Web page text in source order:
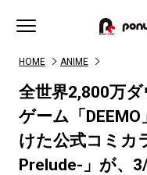
HOME ANIME
全世界2,800万
ゲーム「
けた公式コミカ
Prelude-」が、